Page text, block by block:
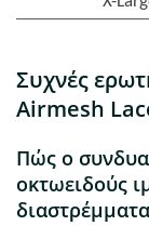
Συχνές
Airmesh
Πώς ο
οκτωειδούς